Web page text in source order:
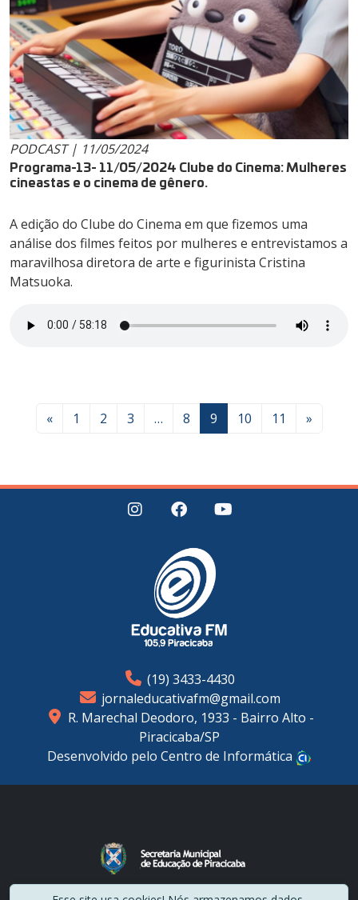
PODCAST | 11/05/2024
Programa-13- 11/05/2024 Clube do Cinema: Mulheres
cineastas e o cinema de gênero.
A edição do Clube do Cinema em que fizemos uma
análise dos filmes feitos por mulheres e entrevistamos a
maravilhosa diretora de arte e figurinista Cristina
Matsuoka.
« 1 2 3 … 8 9 10 11 »
(19) 3433-4430
jornaleducativafm@gmail.com
R. Marechal Deodoro, 1933 - Bairro Alto -
Piracicaba/SP
Desenvolvido pelo Centro de Informática
2024 © - Todos Direitos Reservados - Educativa FM